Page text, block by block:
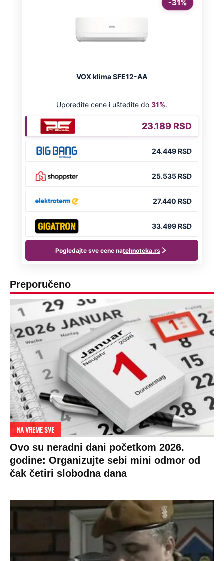
Preporučeno
NA VREME SVE
Ovo su neradni dani početkom 2026.
godine: Organizujte sebi mini odmor od
čak četiri slobodna dana